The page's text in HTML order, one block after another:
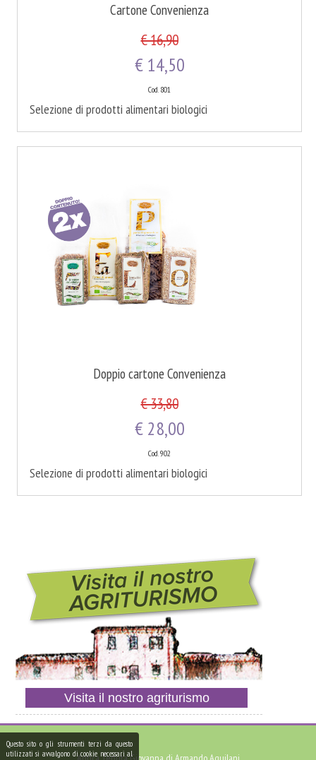
Questo sito o gli strumenti terzi da questo
utilizzati si avvalgono di cookie necessari al
Cartone Convenienza
€ 16,90
€ 14,50
Cod. 801
Selezione di prodotti alimentari biologici
Doppio cartone Convenienza
€ 33,80
€ 28,00
Cod. 902
Selezione di prodotti alimentari biologici
Visita il nostro agriturismo